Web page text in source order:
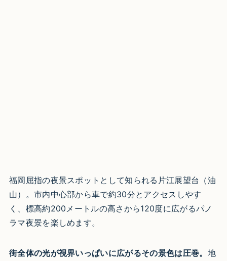
福岡屈指の夜景スポットとして知られる片江展望台（油
山）。市内中心部から車で約30分とアクセスしやす
く、標高約200メートルの高さから120度に広がるパノ
ラマ夜景を楽しめます。
街全体の光が視界いっぱいに広がるその景色は圧巻。 地